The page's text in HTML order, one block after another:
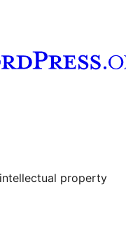
property